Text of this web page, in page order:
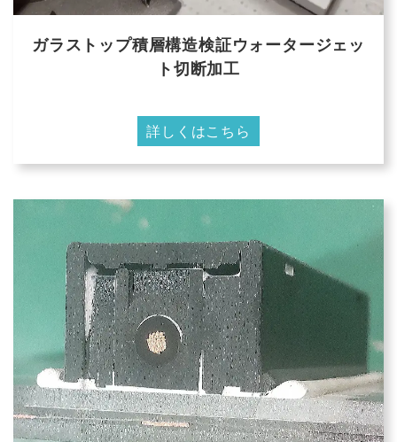
ガラストップ積層構造検証ウォータージェッ
ト切断加工
詳しくはこちら